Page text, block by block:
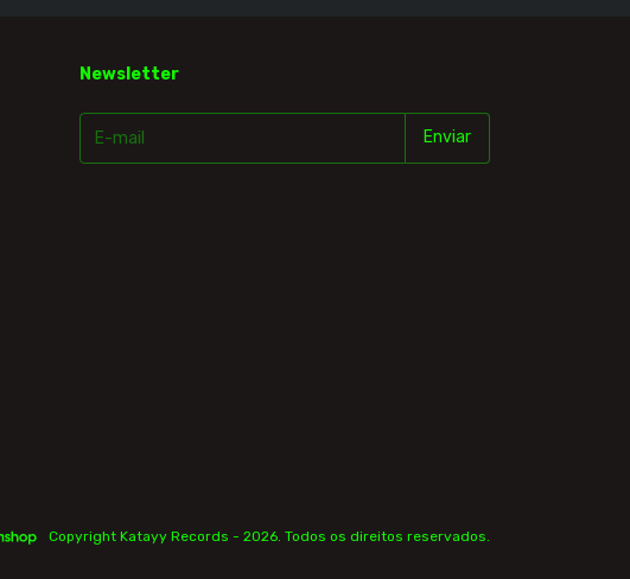
Newsletter
Copyright Katayy Records - 2026. Todos os direitos reservados.